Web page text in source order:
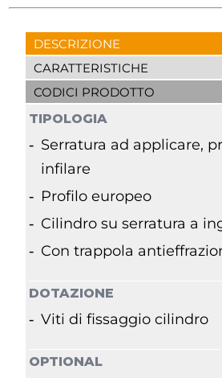
DESCRIZIONE
CARATTERISTICHE
CODICI PRODOTTO
TIPOLOGIA
Serratura ad applicare,
infilare
Profilo europeo
Cilindro su serratura a
Con trappola
DOTAZIONE
Viti di fissaggio cilindro
OPTIONAL